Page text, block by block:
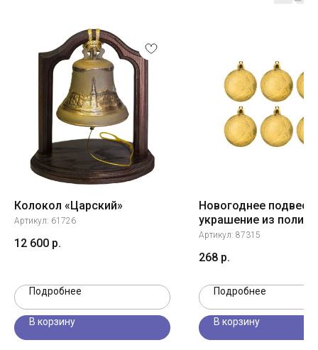
Колокол «Царский»
Артикул: 61726
12 600 р.
Подробнее
В корзину
Новогоднее
украшение из
набор из 6 шт /
Артикул: 87315
268 р.
Подробнее
В корзину